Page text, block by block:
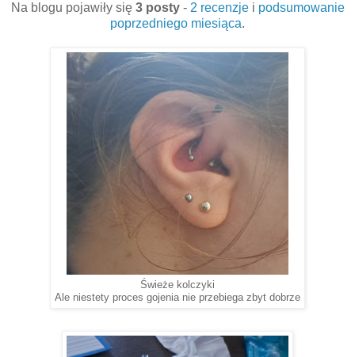
Na blogu pojawiły się 3 posty- 2 recenzjei podsumowanie
poprzedniego miesiąca.
Świeże kolczyki
Ale niestety proces gojenia nie przebiega zbyt dobrze